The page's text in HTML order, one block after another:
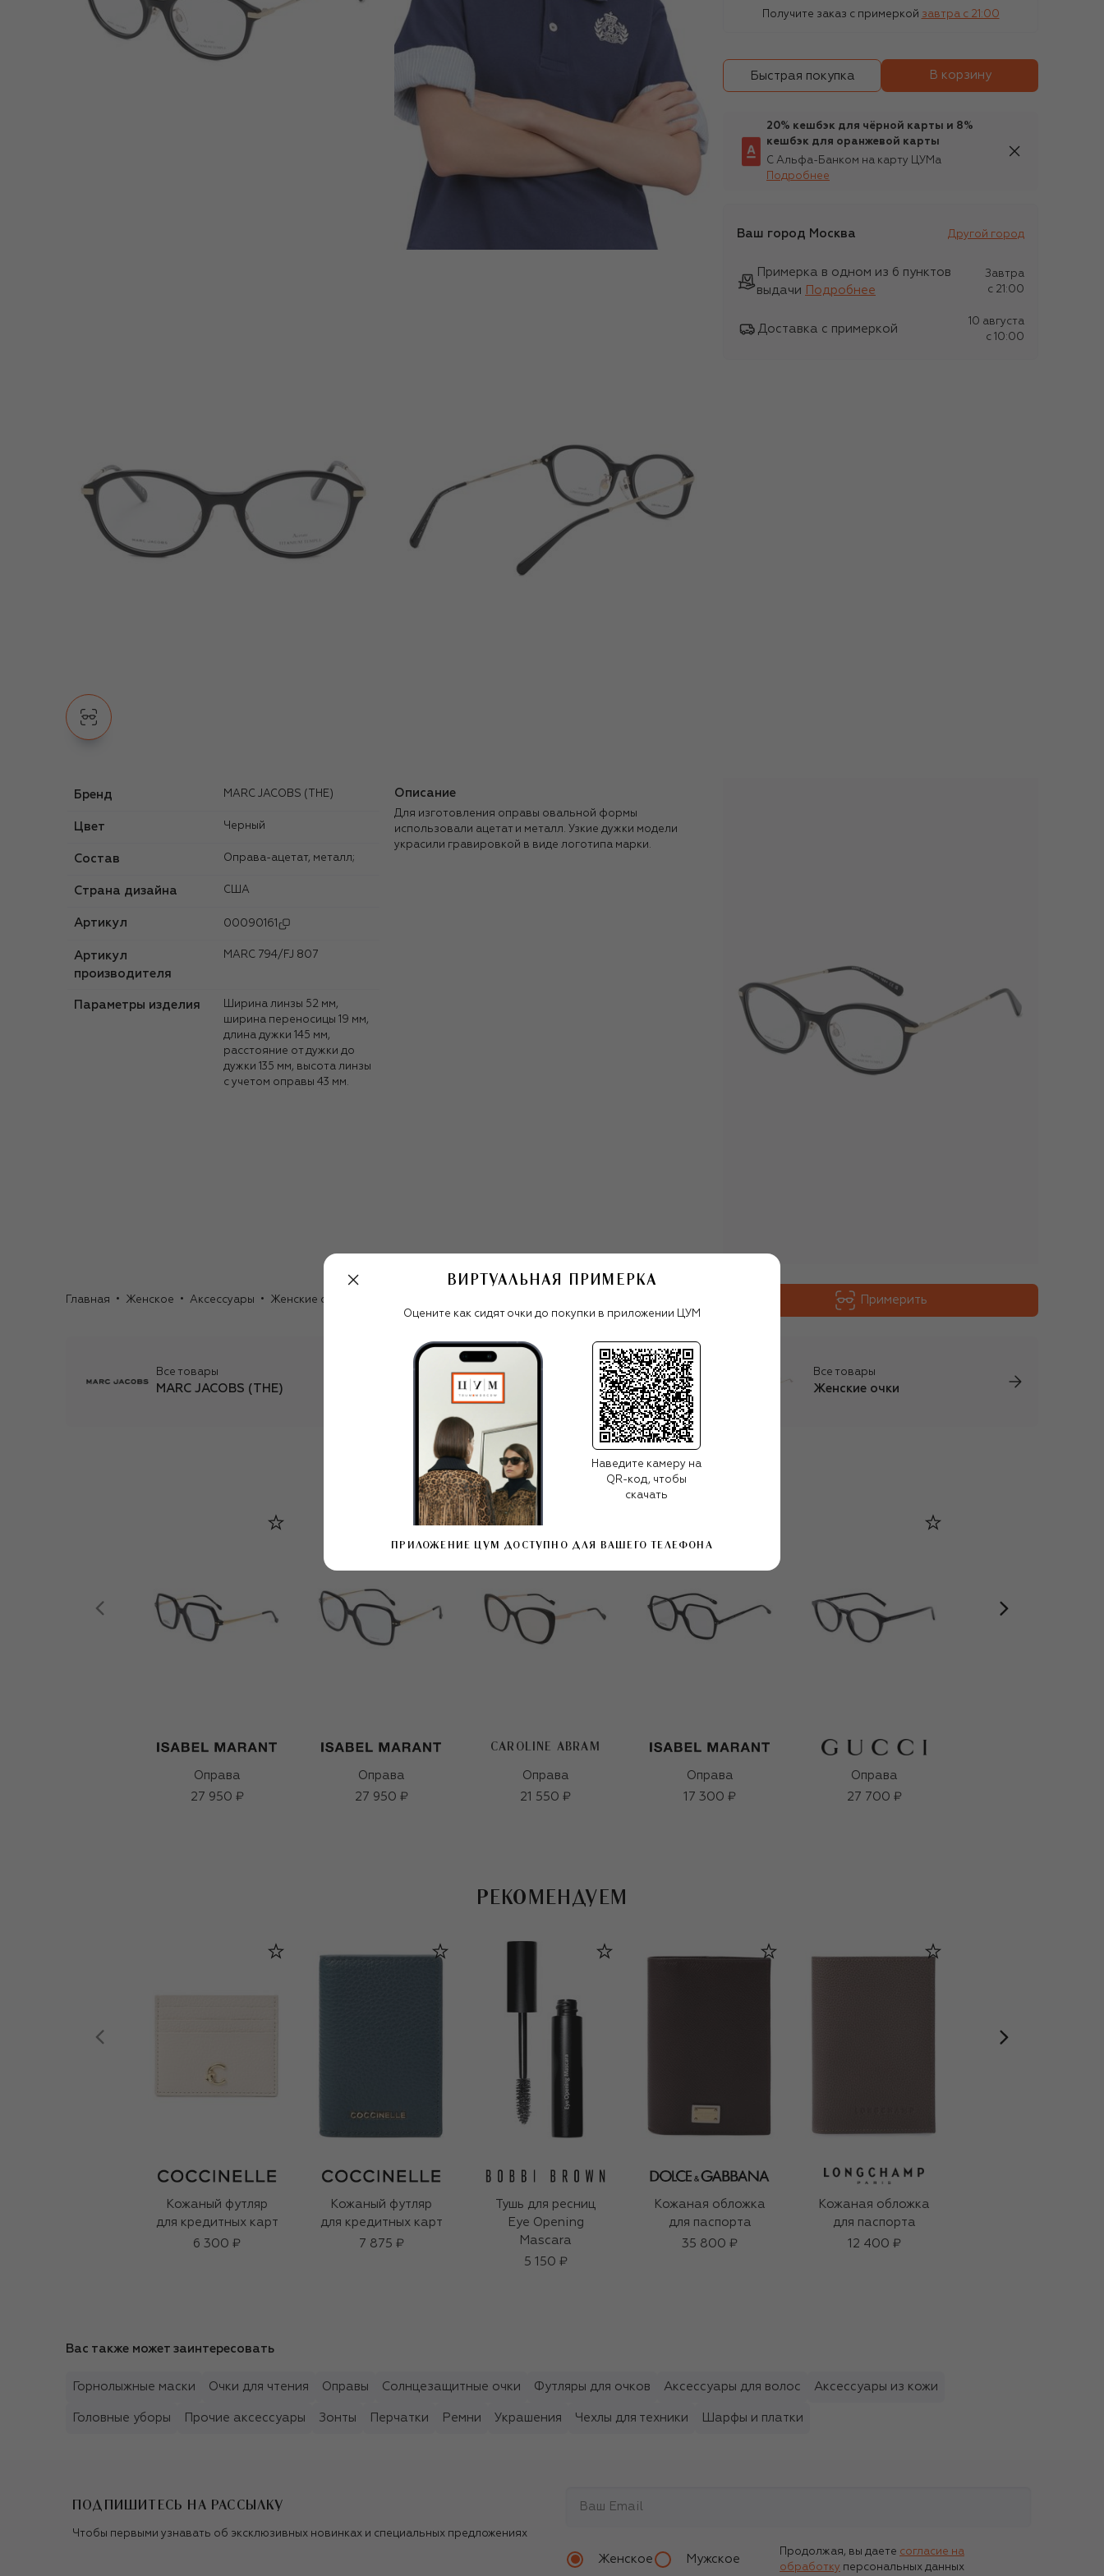
Получите заказ с примеркой завтра c 21:00
Быстрая покупка В корзину
20% кешбэк для чёрной карты и 8%
кешбэк для оранжевой карты
С Альфа-Банком на карту ЦУМа
Подробнее
Ваш город Москва Другой город
Примерка в одном из 6 пунктов
выдачи
Подробнее
Завтра
c 21:00
Доставка с примеркой
10 августа
c 10:00
Бренд MARC JACOBS (THE)
Цвет Черный
Состав Оправа-ацетат, металл;
Страна дизайна США
Артикул 00090161
Артикул
производителя
MARC 794/FJ 807
Параметры изделия
Ширина линзы 52 мм,
ширина переносицы 19 мм,
длина дужки 145 мм,
расстояние от дужки до
дужки 135 мм, высота линзы
с учетом оправы 43 мм.
Описание
Для изготовления оправы овальной формы
использовали ацетат и металл. Узкие дужки модели
украсили гравировкой в виде логотипа марки.
Главная Женское Аксессуары Женские очки Примерить
Все товары
MARC JACOBS (THE)
Все женские очки
MARC JACOBS (THE)
Все товары
Женские очки
ПОХОЖИЕ МОДЕЛИ
Оправа
27 950 ₽
Оправа
27 950 ₽
CAROLINE ABRAM
Оправа
21 550 ₽
Оправа
17 300 ₽
Оправа
27 700 ₽
РЕКОМЕНДУЕМ
Кожаный футляр
для кредитных карт
6 300 ₽
Кожаный футляр
для кредитных карт
7 875 ₽
Тушь для ресниц
Eye Opening
Mascara
5 150 ₽
Кожаная обложка
для паспорта
35 800 ₽
Кожаная обложка
для паспорта
12 400 ₽
Вас также может заинтересовать
Горнолыжные маски Очки для чтения Оправы Солнцезащитные очки Футляры для очков Аксессуары для волос Аксессуары из кожи
Головные уборы Прочие аксессуары Зонты Перчатки Ремни Украшения Чехлы для техники Шарфы и платки
ПОДПИШИТЕСЬ НА РАССЫЛКУ
Чтобы первыми узнавать об эксклюзивных новинках и специальных предложениях
Женское Мужское
Продолжая, вы даете согласие на
обработку персональных данных
ВИРТУАЛЬНАЯ ПРИМЕРКА
Оцените как сидят очки до покупки в приложении ЦУМ
Наведите камеру на
QR-код, чтобы
скачать
ПРИЛОЖЕНИЕ ЦУМ ДОСТУПНО ДЛЯ ВАШЕГО ТЕЛЕФОНА